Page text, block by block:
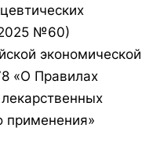
№60)
экономической
«О Правилах
применения»